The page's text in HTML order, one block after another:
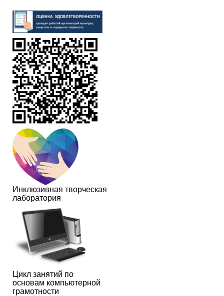
Инклюзивная творческая
лаборатория
Цикл занятий по
основам компьютерной
грамотности